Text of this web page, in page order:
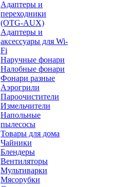
Адаптеры и
переходники
(OTG-AUX)
Адаптеры и
аксессуары для Wi-
Fi
Наручные фонари
Налобные фонари
Фонари разные
Аэрогрили
Пароочистители
Измельчители
Напольные
пылесосы
Товары для дома
Чайники
Блендеры
Вентиляторы
Мультиварки
Мясорубки